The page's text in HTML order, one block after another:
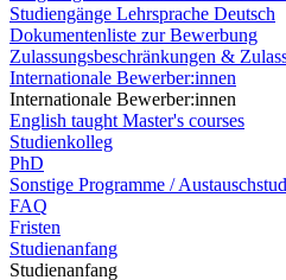
Studiengänge Lehrsprache Deutsch
Dokumentenliste zur Bewerbung
Zulassungsbeschränkungen &
Internationale Bewerber:innen
Internationale Bewerber:innen
English taught Master's courses
Studienkolleg
PhD
Sonstige Programme /
FAQ
Fristen
Studienanfang
Studienanfang